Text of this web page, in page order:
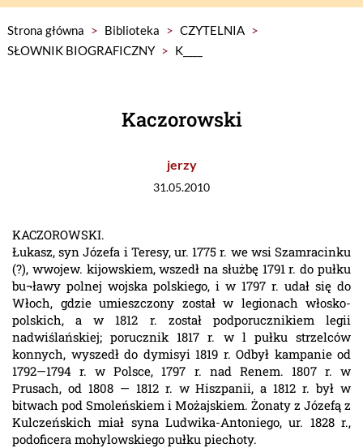
Strona główna > Biblioteka > CZYTELNIA >
SŁOWNIK BIOGRAFICZNY > K____
Kaczorowski
jerzy
31.05.2010
KACZOROWSKI.
Łukasz, syn Józefa i Teresy, ur. 1775 r. we wsi Szamracinku
(?), wwojew. kijowskiem, wszedł na służbę 1791 r. do pułku
bu¬ławy polnej wojska polskiego, i w 1797 r. udał się do
Włoch, gdzie umieszczony został w legionach włosko-
polskich, a w 1812 r. został podporucznikiem legii
nadwiślańskiej; porucznik 1817 r. w l pułku strzelców
konnych, wyszedł do dymisyi 1819 r. Odbył kampanie od
1792—1794 r. w Polsce, 1797 r. nad Renem. 1807 r. w
Prusach, od 1808 — 1812 r. w Hiszpanii, a 1812 r. był w
bitwach pod Smoleńskiem i Możajskiem. Żonaty z Józefą z
Kulczeńskich miał syna Ludwika-Antoniego, ur. 1828 r.,
podoficera mohylowskiego pułku piechoty.